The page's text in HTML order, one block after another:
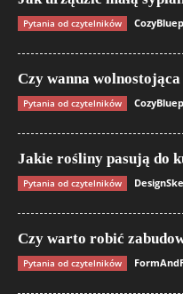
Pytania od czytelników
Czy wanna wolnostojąca
Pytania od czytelników
Jakie rośliny pasują do
Pytania od czytelników
Czy warto robić
Pytania od czytelników